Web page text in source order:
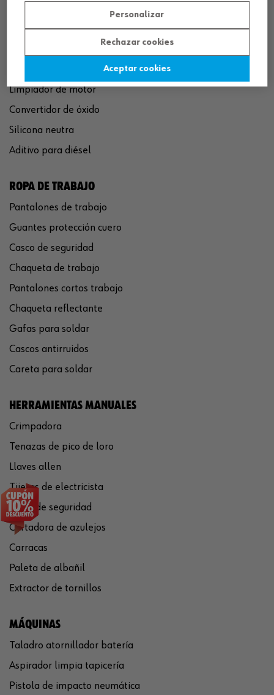
Pegamento rápido
Pistola espuma poliuretano
Limpiador de motor
Convertidor de óxido
Silicona neutra
Aditivo para diésel
ROPA DE TRABAJO
Pantalones de trabajo
Guantes protección cuero
Casco de seguridad
Chaqueta de trabajo
Pantalones cortos trabajo
Chaqueta reflectante
Gafas para soldar
Cascos antirruidos
Careta para soldar
HERRAMIENTAS MANUALES
Crimpadora
Tenazas de pico de loro
Llaves allen
Tijeras de electricista
Cúter de seguridad
Cortadora de azulejos
Carracas
Paleta de albañil
Extractor de tornillos
MÁQUINAS
Taladro atornillador batería
Aspirador limpia tapicería
Pistola de impacto neumática
Personalizar
Rechazar cookies
Aceptar cookies